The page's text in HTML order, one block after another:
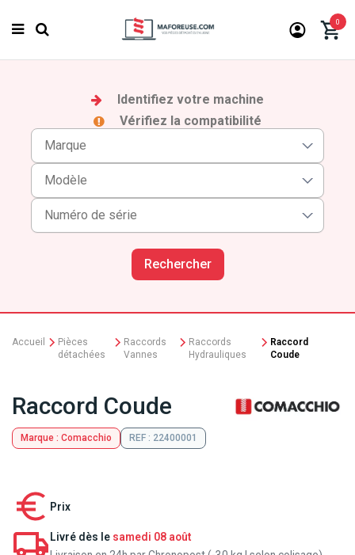
0
Identifiez votre machine
Vérifiez la compatibilité
Rechercher
Accueil
Pièces
détachées
Raccords
Vannes
Raccords
Hydrauliques
Raccord
Coude
Raccord Coude
Marque : Comacchio REF : 22400001
Prix
Livré dès le samedi 08 août